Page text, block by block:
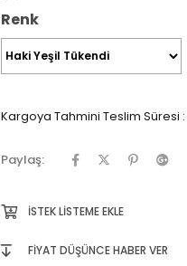
Renk
Kargoya Tahmini Teslim Süresi :
Paylaş:
İSTEK LISTEME EKLE
FIYAT DÜŞÜNCE HABER VER